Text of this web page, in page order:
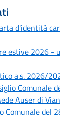
d'identità
estive 2026 -
a.s. 2026/
Comunale
Auser di
Comunale del